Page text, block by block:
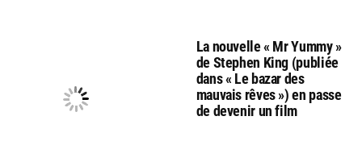
La nouvelle « Mr Yummy »
de Stephen King (publiée
dans « Le bazar des
mauvais rêves ») en passe
de devenir un film